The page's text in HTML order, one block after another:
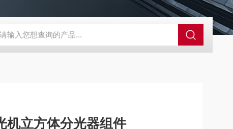
分析仪器 粒度镜 SR-24LE美国里奇 RIDGID 管线定位仪带GPS
机立方体分光器组件